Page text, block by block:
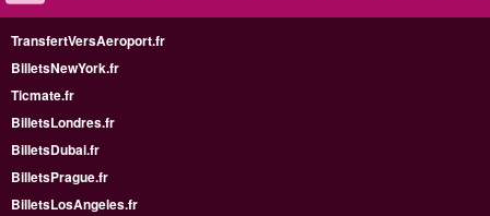
TransfertVersAeroport.fr
BilletsNewYork.fr
Ticmate.fr
BilletsLondres.fr
BilletsDubai.fr
BilletsPrague.fr
BilletsLosAngeles.fr